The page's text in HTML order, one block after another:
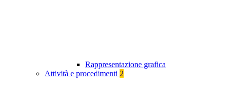
Rappresentazione grafica
Attività e procedimenti 2